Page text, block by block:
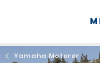
Yamaha Motorer